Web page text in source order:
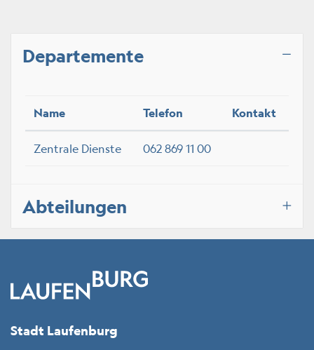
Departemente
Name Telefon Kontakt
Zentrale Dienste 062 869 11 00
Abteilungen
Stadt Laufenburg